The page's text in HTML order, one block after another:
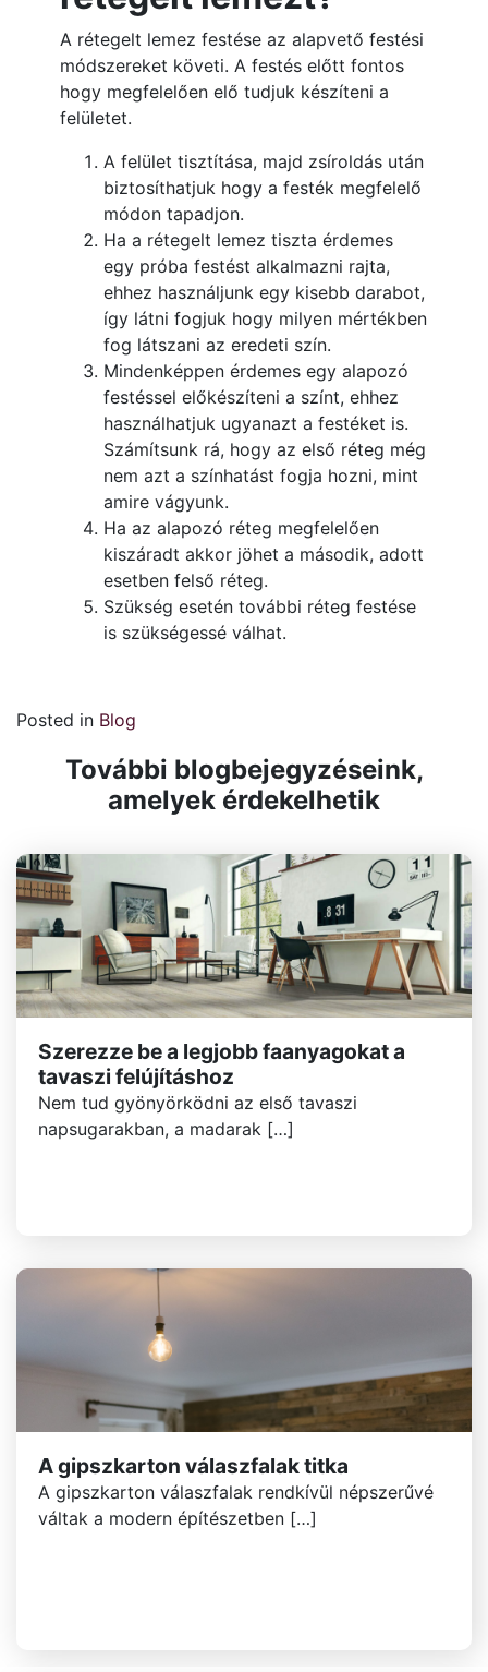
A rétegelt lemez festése az alapvető festési
módszereket követi. A festés előtt fontos
hogy megfelelően elő tudjuk készíteni a
felületet.
A felület tisztítása, majd zsíroldás után
biztosíthatjuk hogy a festék megfelelő
módon tapadjon.
Ha a rétegelt lemez tiszta érdemes
egy próba festést alkalmazni rajta,
ehhez használjunk egy kisebb darabot,
így látni fogjuk hogy milyen mértékben
fog látszani az eredeti szín.
Mindenképpen érdemes egy alapozó
festéssel előkészíteni a színt, ehhez
használhatjuk ugyanazt a festéket is.
Számítsunk rá, hogy az első réteg még
nem azt a színhatást fogja hozni, mint
amire vágyunk.
Ha az alapozó réteg megfelelően
kiszáradt akkor jöhet a második, adott
esetben felső réteg.
Szükség esetén további réteg festése
is szükségessé válhat.
Posted in Blog
További blogbejegyzéseink,
amelyek érdekelhetik
Szerezze be a legjobb faanyagokat a
tavaszi felújításhoz
Nem tud gyönyörködni az első tavaszi
napsugarakban, a madarak […]
A gipszkarton válaszfalak titka
A gipszkarton válaszfalak rendkívül népszerűvé
váltak a modern építészetben […]